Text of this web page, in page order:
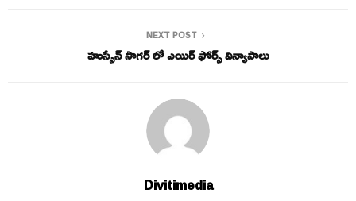
NEXT POST
హుస్సేన్ సాగర్ లో ఎయిర్ ఫోర్స్ విన్యాసాలు
Divitimedia